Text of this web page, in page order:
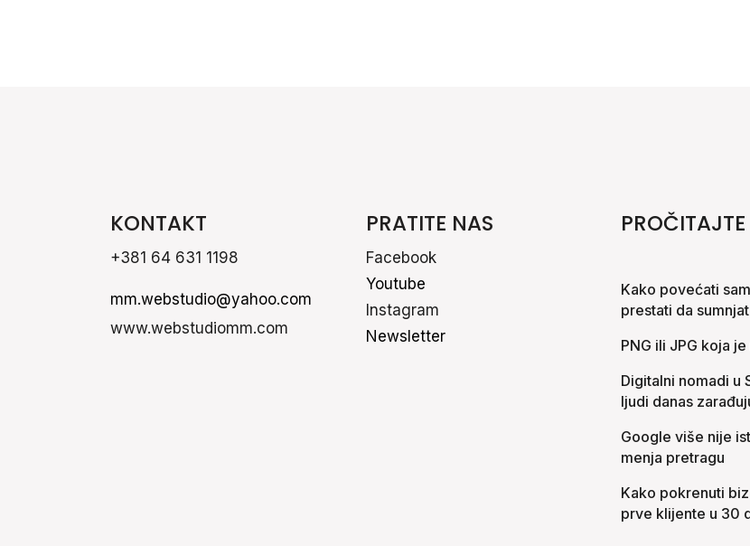
KONTAKT
+381 64 631 1198
mm.webstudio@yahoo.com
www.webstudiomm.com
PRATITE NAS
Facebook
Youtube
Instagram
Newsletter
Kako povećati
prestati da
PNG ili JPG koja
Digitalni nomadi u
ljudi danas
Google više nije
menja pretragu
Kako pokrenuti
prve klijente u 30